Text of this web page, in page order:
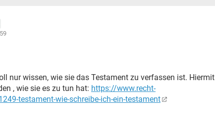
nur wissen, wie sie das Testament zu verfassen ist. Hiermit
, wie sie es zu tun hat: https://www.recht-
testament-wie-schreibe-ich-ein-testament